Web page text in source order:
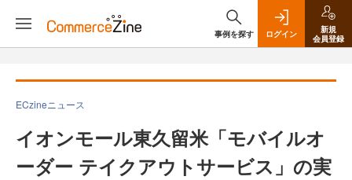
事例を探す ログイン
新規
会員登録
ECzineニュース
イオンモール東久留米「モバイルオ
ーダー テイクアウトサービス」の実